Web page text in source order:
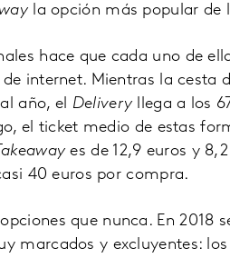
la opción más popular de
hace que cada uno de
internet. Mientras la cesta
año, el Delivery llega a los
el ticket medio de estas
es de 12,9 euros y
40 euros por compra.
que nunca. En 2018
marcados y excluyentes: